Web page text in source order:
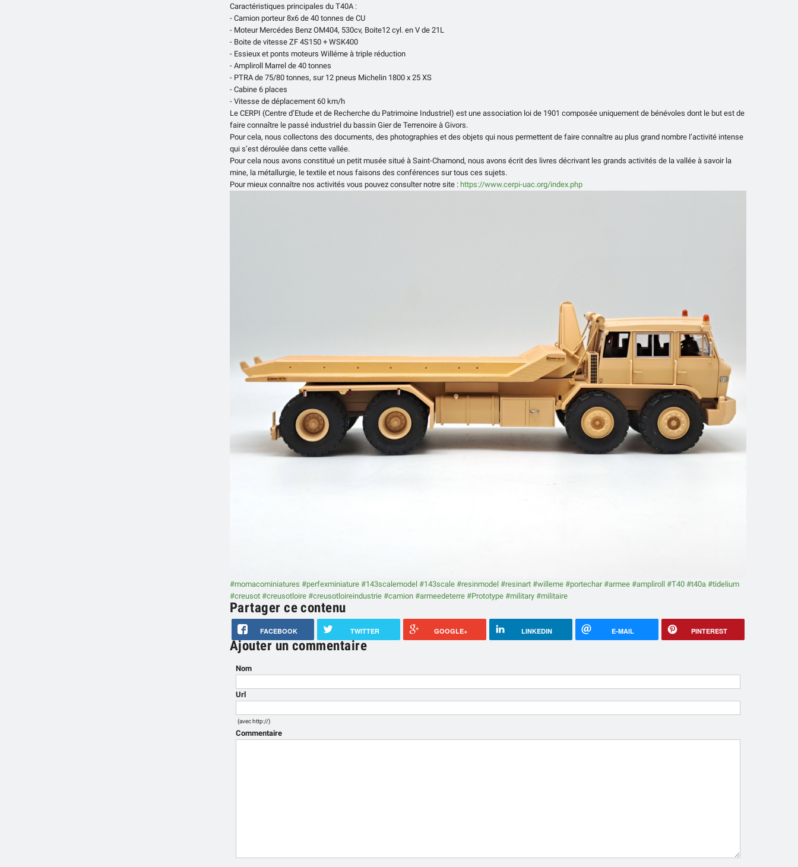
Caractéristiques principales du T40A :
- Camion porteur 8x6 de 40 tonnes de CU
- Moteur Mercédes Benz OM404, 530cv, Boite12 cyl. en V de 21L
- Boite de vitesse ZF 4S150 + WSK400
- Essieux et ponts moteurs Willéme à triple réduction
- Ampliroll Marrel de 40 tonnes
- PTRA de 75/80 tonnes, sur 12 pneus Michelin 1800 x 25 XS
- Cabine 6 places
- Vitesse de déplacement 60 km/h
Le CERPI (Centre d’Etude et de Recherche du Patrimoine Industriel) est une association loi de 1901 composée uniquement de bénévoles dont le but est de
faire connaître le passé industriel du bassin Gier de Terrenoire à Givors.
Pour cela, nous collectons des documents, des photographies et des objets qui nous permettent de faire connaître au plus grand nombre l’activité intense
qui s’est déroulée dans cette vallée.
Pour cela nous avons constitué un petit musée situé à Saint-Chamond, nous avons écrit des livres décrivant les grands activités de la vallée à savoir la
mine, la métallurgie, le textile et nous faisons des conférences sur tous ces sujets.
Pour mieux connaître nos activités vous pouvez consulter notre site : https://www.cerpi-uac.org/index.php
#momacominiatures #perfexminiature #143scalemodel #143scale #resinmodel #resinart #willeme #portechar #armee #ampliroll #T40 #t40a #tidelium
#creusot #creusotloire #creusotloireindustrie #camion #armeedeterre #Prototype #military #militaire
Partager ce contenu
FACEBOOK TWITTER GOOGLE+ LINKEDIN E-MAIL PINTEREST
Ajouter un commentaire
Nom
Url
(avec http://)
Commentaire